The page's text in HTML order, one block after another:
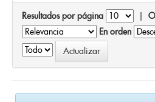
Resultados por página |
En orden